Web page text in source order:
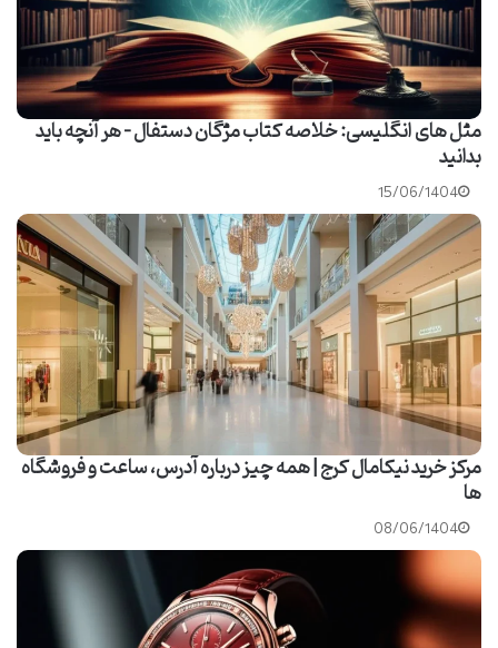
مثل های انگلیسی: خلاصه کتاب مژگان دستفال – هر آنچه باید
بدانید
15/06/1404
مرکز خرید نیکامال کرج | همه چیز درباره آدرس، ساعت و فروشگاه
ها
08/06/1404